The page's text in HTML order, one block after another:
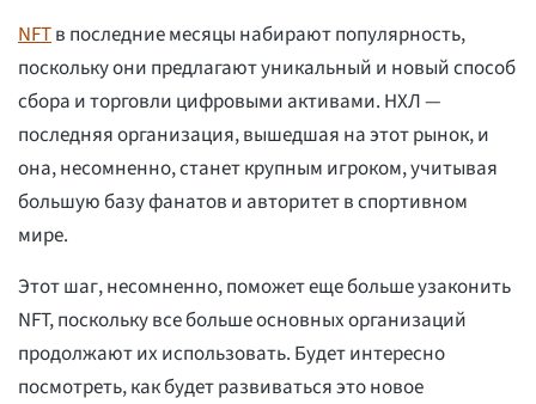
NFTв последние месяцы набирают популярность,
поскольку они предлагают уникальный и новый способ
сбора и торговли цифровыми активами. НХЛ —
последняя организация, вышедшая на этот рынок, и
она, несомненно, станет крупным игроком, учитывая
большую базу фанатов и авторитет в спортивном
мире.
Этот шаг, несомненно, поможет еще больше узаконить
NFT, поскольку все больше основных организаций
продолжают их использовать. Будет интересно
посмотреть, как будет развиваться это новое